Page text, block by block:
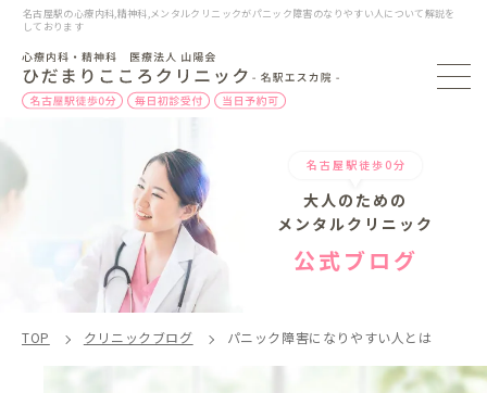
名古屋駅の心療内科,精神科,メンタルクリニックがパニック障害のなりやすい人について解説を
しております
名古屋駅徒歩0分
大人のための
メンタルクリニック
公式ブログ
TOP クリニックブログ パニック障害になりやすい人とは